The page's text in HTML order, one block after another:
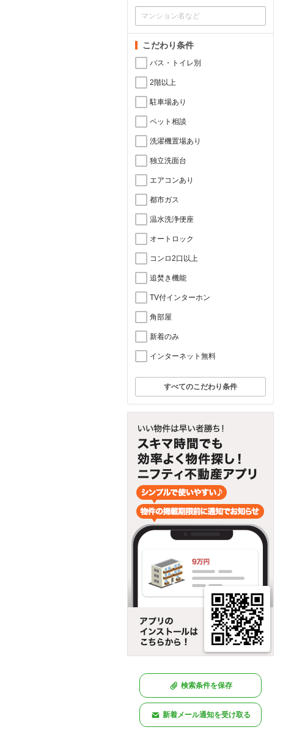
こだわり条件
バス・トイレ別
2階以上
駐車場あり
ペット相談
洗濯機置場あり
独立洗面台
エアコンあり
都市ガス
温水洗浄便座
オートロック
コンロ2口以上
追焚き機能
TV付インターホン
角部屋
新着のみ
インターネット無料
すべてのこだわり条件
検索条件を保存
新着メール通知を受け取る